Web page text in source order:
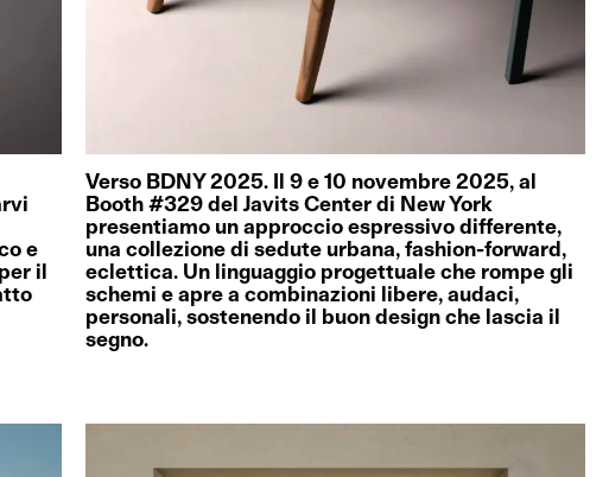
e
il
Verso BDNY 2025. Il 9 e 10 novembre 2025, al
Booth #329 del Javits Center di New York
presentiamo un approccio espressivo differente,
una collezione di sedute urbana, fashion-forward,
eclettica. Un linguaggio progettuale che rompe gli
schemi e apre a combinazioni libere, audaci,
personali, sostenendo il buon design che lascia il
segno.